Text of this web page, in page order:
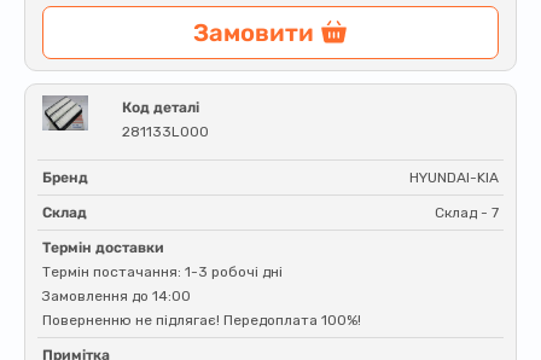
Замовити
Код деталі
281133L000
Бренд HYUNDAI-KIA
Склад Склад - 7
Термін доставки
Термін постачання: 1-3 робочі дні
Замовлення до 14:00
Поверненню не підлягає! Передоплата 100%!
Примітка